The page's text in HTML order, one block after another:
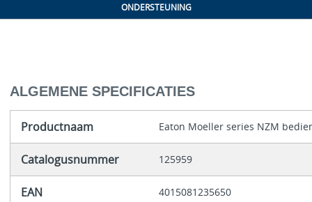
ONDERSTEUNING
ALGEMENE SPECIFICATIES
Productnaam Eaton Moeller series NZM
Catalogusnummer 125959
EAN 4015081235650